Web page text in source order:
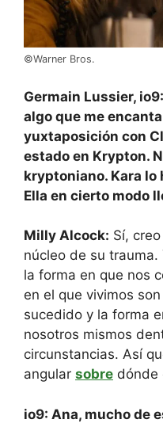
©Warner Bros.
Germain Lussier,
algo que me
yuxtaposición con
estado en Krypton.
kryptoniano. Kara lo
Ella en cierto modo
Milly Alcock: Sí,
núcleo de su
la forma en que nos
en el que vivimos
sucedido y la forma
nosotros mismos
circunstancias. Así
angular sobre dónde
io9: Ana, mucho de